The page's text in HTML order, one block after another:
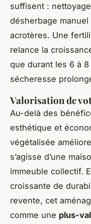
suffisent :
désherbage
acrotères. Une
relance la
que durant les 6 à
sécheresse
Valorisation de
Au-delà des
esthétique et
végétalisée
s’agisse d’une
immeuble collectif.
croissante de
revente, cet
comme une plus-